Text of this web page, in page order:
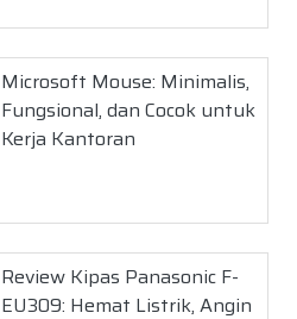
Microsoft Mouse: Minimalis,
Fungsional, dan Cocok untuk
Kerja Kantoran
Review Kipas Panasonic F-
EU309: Hemat Listrik, Angin